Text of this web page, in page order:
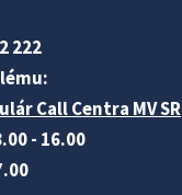
222
Call Centra MV SR
- 16.00